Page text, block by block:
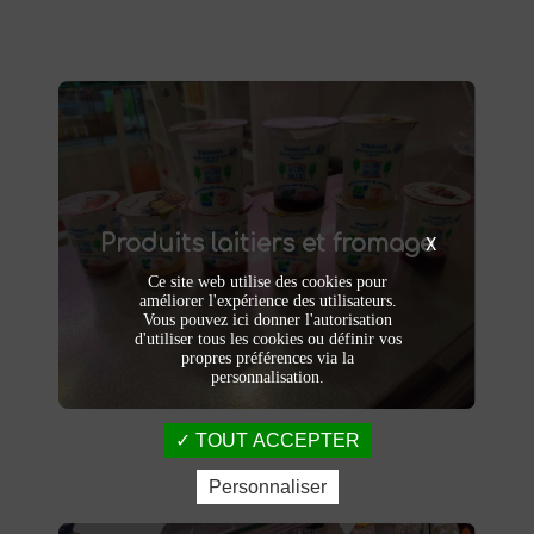
Produits laitiers et fromage
Produits laitiers et fromage
produits laitiers et fromages à
Saint-Saulve
. Yaourts crémeux, fromages
affinés et autres délices laitiers vous
attendent dans notre ferme. Livraison et
vente directe à la ferme pour une fraîcheur
garantie.
X
Ce site web utilise des cookies pour
améliorer l'expérience des utilisateurs.
Vous pouvez ici donner l'autorisation
d'utiliser tous les cookies ou définir vos
propres préférences via la
personnalisation.
TOUT ACCEPTER
Personnaliser